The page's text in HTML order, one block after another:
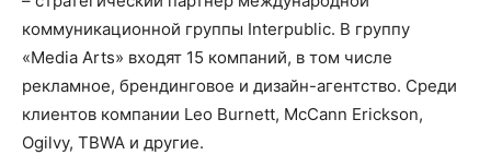
коммуникационной группы Interpublic. В группу
«Media Arts» входят 15 компаний, в том числе
рекламное, брендинговое и дизайн-агентство. Среди
клиентов компании Leo Burnett, McCann Erickson,
Ogilvy, TBWA и другие.